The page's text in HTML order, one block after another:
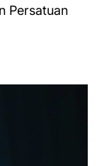
Persatuan